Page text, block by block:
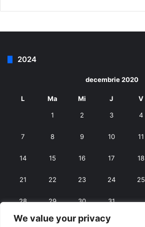
We value your privacy
2024
decembrie 2020
L Ma Mi J V
1 2 3 4
7 8 9 10 11
14 15 16 17 18
21 22 23 24 25
28 29 30 31
« nov. ian. »